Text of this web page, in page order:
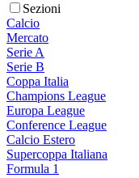
Sezioni
Calcio
Mercato
Serie A
Serie B
Coppa Italia
Champions League
Europa League
Conference League
Calcio Estero
Supercoppa Italiana
Formula 1